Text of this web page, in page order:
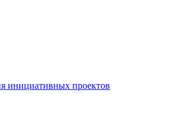
инициативных проектов